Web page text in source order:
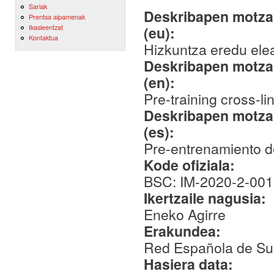
Sariak
Prentsa aipamenak
Ikasleentzat
Kontaktua
Deskribapen
(eu):
Hizkuntza eredu
Deskribapen
(en):
Pre-training cross-
Deskribapen
(es):
Pre-entrenamiento
Kode ofiziala:
BSC: IM-2020-2-
Ikertzaile nagusia:
Eneko Agirre
Erakundea:
Red Española de
Hasiera data: